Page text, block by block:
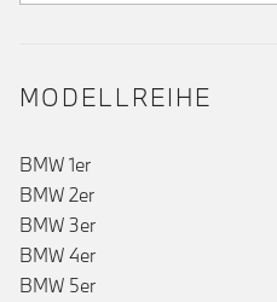
MODELLREIHE
BMW 1er
BMW 2er()
BMW 3er
BMW 4er
BMW 5er